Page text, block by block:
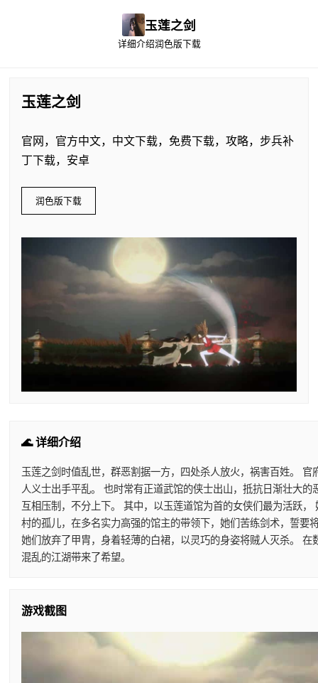
玉莲之剑
详细介绍润色版下载
玉莲之剑
官网，官方中文，中文下载，免费下载，攻略，步兵补
丁下载，安卓
润色版下载
🌊 详细介绍
玉莲之剑时值乱世，群恶割据一方，四处杀人放火，祸害百姓。
人义士出手平乱。 也时常有正道武馆的侠士出山，抵抗日渐壮大
互相压制，不分上下。 其中，以玉莲道馆为首的女侠们最为活跃
村的孤儿，在多名实力高强的馆主的带领下，她们苦练剑术，誓要
她们放弃了甲胄，身着轻薄的白裙，以灵巧的身姿将贼人灭杀。 在
混乱的江湖带来了希望。
游戏截图